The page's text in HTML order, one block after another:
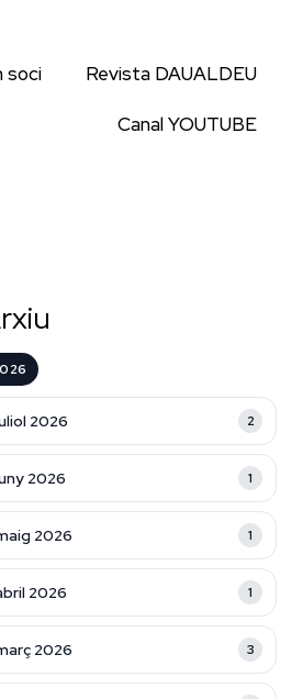
soci Revista DAUALDEU
Canal YOUTUBE
2026 2
2026 1
2026 1
2026 1
2026 3